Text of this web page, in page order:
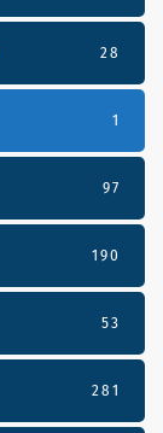
28
1
97
190
53
281